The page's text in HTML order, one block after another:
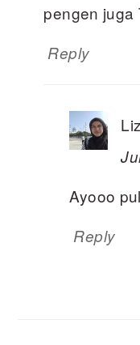
pengen juga
Reply
Ayooo
Reply